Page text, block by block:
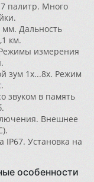
палитр. Много
мм. Дальность
км.
измерения
зум 1x...8x. Режим
звуком в память
Внешнее
Установка на
особенности